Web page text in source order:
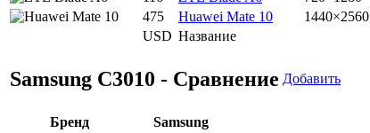
USD Название
475
Huawei Mate 10 1440×2560
Samsung C3010 - Сравнение Добавить
Бренд Samsung